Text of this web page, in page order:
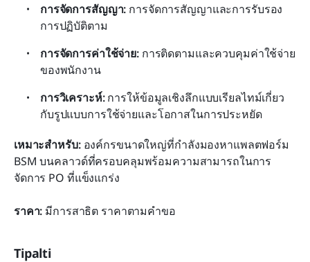
การจัดการสัญญา: การจัดการสัญญาและการรับรอง
การปฏิบัติตาม
การจัดการค่าใช้จ่าย: การติดตามและควบคุมค่าใช้จ่าย
ของพนักงาน
การวิเคราะห์: การให้ข้อมูลเชิงลึกแบบเรียลไทม์เกี่ยว
กับรูปแบบการใช้จ่ายและโอกาสในการประหยัด
เหมาะสำหรับ: องค์กรขนาดใหญ่ที่กำลังมองหาแพลตฟอร์ม
BSM บนคลาวด์ที่ครอบคลุมพร้อมความสามารถในการ
จัดการ PO ที่แข็งแกร่ง
ราคา: มีการสาธิต ราคาตามคำขอ
Tipalti